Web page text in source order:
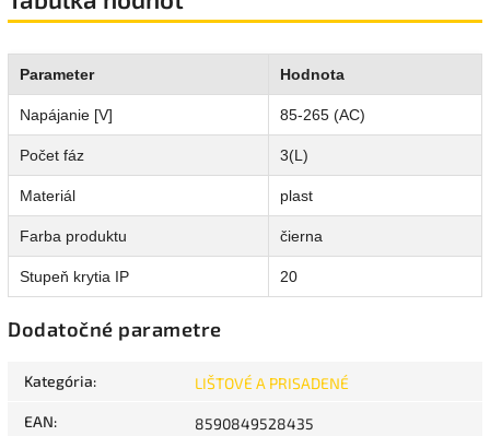
Parameter Hodnota
Napájanie [V] 85-265 (AC)
Počet fáz 3(L)
Materiál plast
Farba produktu čierna
Stupeň krytia IP 20
Dodatočné parametre
Kategória: LIŠTOVÉ A PRISADENÉ
EAN: 8590849528435